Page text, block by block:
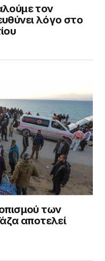
τον
λόγο στο
των
αποτελεί